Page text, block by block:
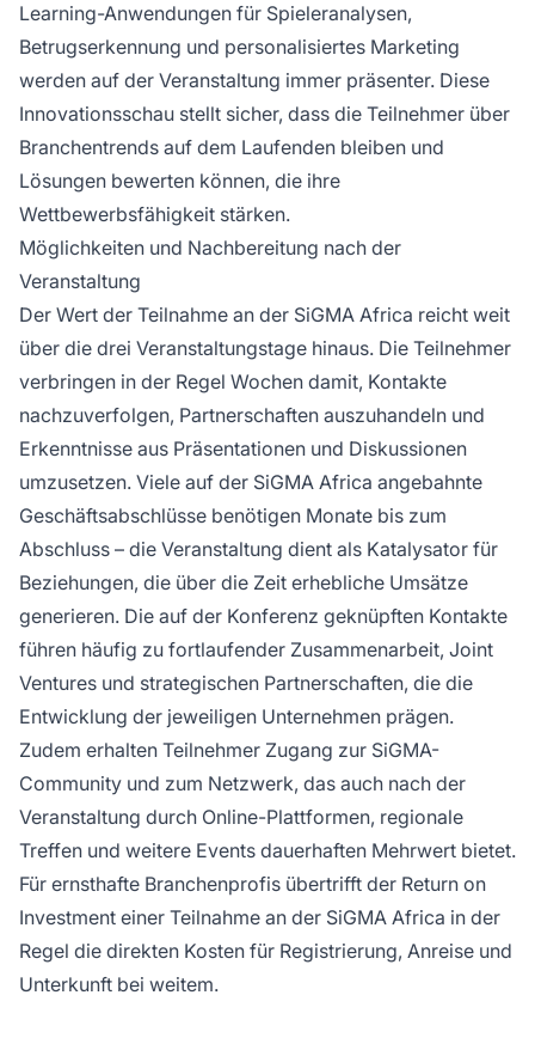
Learning-Anwendungen für Spieleranalysen,
Betrugserkennung und personalisiertes Marketing
werden auf der Veranstaltung immer präsenter. Diese
Innovationsschau stellt sicher, dass die Teilnehmer über
Branchentrends auf dem Laufenden bleiben und
Lösungen bewerten können, die ihre
Wettbewerbsfähigkeit stärken.
Möglichkeiten und Nachbereitung nach der
Veranstaltung
Der Wert der Teilnahme an der SiGMA Africa reicht weit
über die drei Veranstaltungstage hinaus. Die Teilnehmer
verbringen in der Regel Wochen damit, Kontakte
nachzuverfolgen, Partnerschaften auszuhandeln und
Erkenntnisse aus Präsentationen und Diskussionen
umzusetzen. Viele auf der SiGMA Africa angebahnte
Geschäftsabschlüsse benötigen Monate bis zum
Abschluss – die Veranstaltung dient als Katalysator für
Beziehungen, die über die Zeit erhebliche Umsätze
generieren. Die auf der Konferenz geknüpften Kontakte
führen häufig zu fortlaufender Zusammenarbeit, Joint
Ventures und strategischen Partnerschaften, die die
Entwicklung der jeweiligen Unternehmen prägen.
Zudem erhalten Teilnehmer Zugang zur SiGMA-
Community und zum Netzwerk, das auch nach der
Veranstaltung durch Online-Plattformen, regionale
Treffen und weitere Events dauerhaften Mehrwert bietet.
Für ernsthafte Branchenprofis übertrifft der Return on
Investment einer Teilnahme an der SiGMA Africa in der
Regel die direkten Kosten für Registrierung, Anreise und
Unterkunft bei weitem.